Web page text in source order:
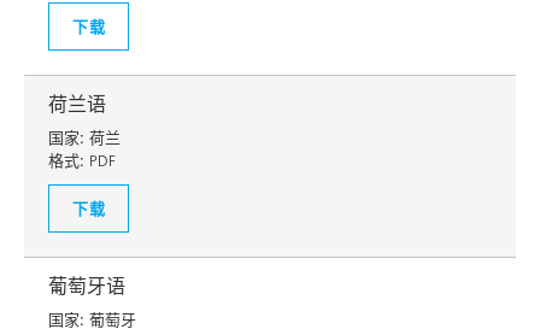
下载
荷兰语
国家: 荷兰
格式: PDF
下载
葡萄牙语
国家: 葡萄牙